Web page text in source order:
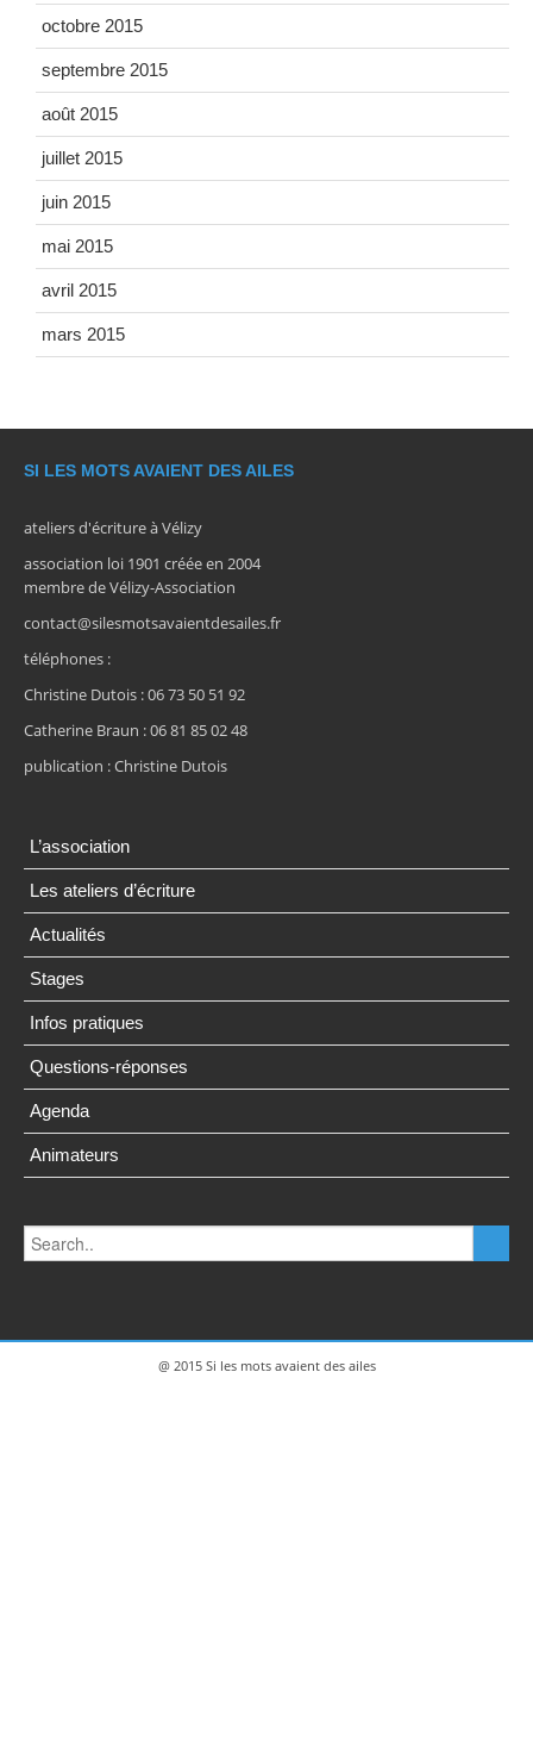
octobre 2015
septembre 2015
août 2015
juillet 2015
juin 2015
mai 2015
avril 2015
mars 2015
SI LES MOTS AVAIENT DES AILES
ateliers d'écriture à Vélizy
association loi 1901 créée en 2004
membre de Vélizy-Association
contact@silesmotsavaientdesailes.fr
téléphones :
Christine Dutois : 06 73 50 51 92
Catherine Braun : 06 81 85 02 48
publication : Christine Dutois
L’association
Les ateliers d’écriture
Actualités
Stages
Infos pratiques
Questions-réponses
Agenda
Animateurs
@ 2015 Si les mots avaient des ailes